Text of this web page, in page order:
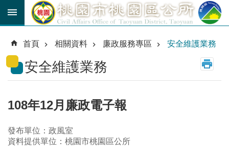
跳到主要內容區塊
育
貼
公
路
線
市
民
首頁 相關資料 廉政服務專區 安全維護業務
安全維護業務
108年12月廉政電子報
發布單位：政風室
資料提供單位：桃園市桃園區公所